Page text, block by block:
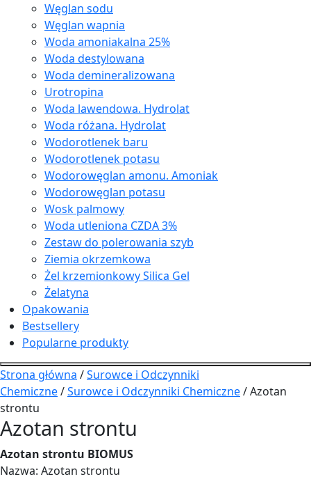
Węglan sodu
Węglan wapnia
Woda amoniakalna 25%
Woda destylowana
Woda demineralizowana
Urotropina
Woda lawendowa. Hydrolat
Woda różana. Hydrolat
Wodorotlenek baru
Wodorotlenek potasu
Wodorowęglan amonu. Amoniak
Wodorowęglan potasu
Wosk palmowy
Woda utleniona CZDA 3%
Zestaw do polerowania szyb
Ziemia okrzemkowa
Żel krzemionkowy Silica Gel
Żelatyna
Opakowania
Bestsellery
Popularne produkty
Strona główna /Surowce i Odczynniki
Chemiczne/Surowce i Odczynniki Chemiczne/ Azotan
strontu
Azotan strontu
Azotan strontu BIOMUS
Nazwa: Azotan strontu